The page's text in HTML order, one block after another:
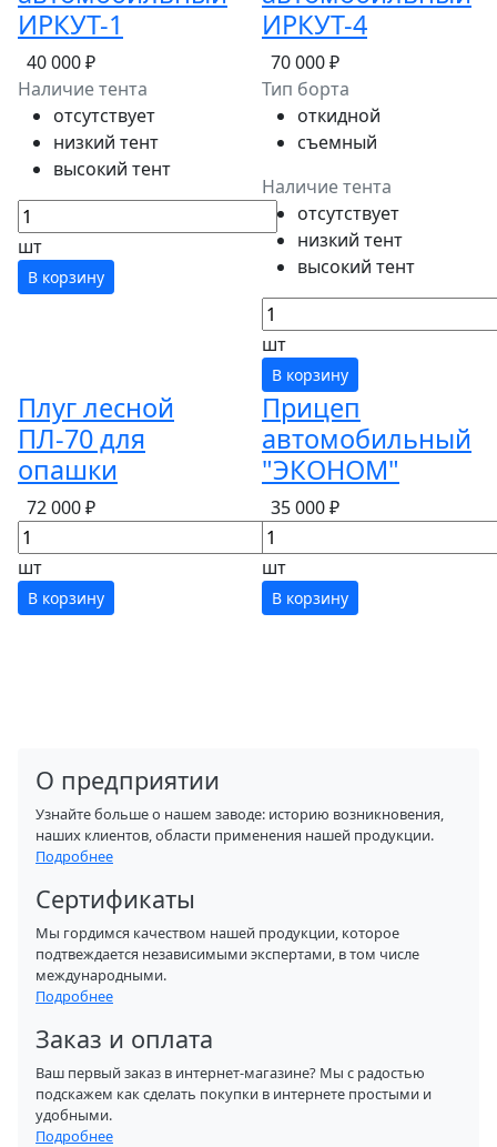
ИРКУТ-1
40 000 ₽
Наличие тента
отсутствует
низкий тент
высокий тент
шт
В корзину
ИРКУТ-4
70 000 ₽
Тип борта
откидной
съемный
Наличие тента
отсутствует
низкий тент
высокий тент
шт
В корзину
Плуг лесной
ПЛ-70 для
опашки
72 000 ₽
шт
В корзину
Прицеп
автомобильный
"ЭКОНОМ"
35 000 ₽
шт
В корзину
О предприятии
Узнайте больше о нашем заводе: историю возникновения,
наших клиентов, области применения нашей продукции.
Подробнее
Сертификаты
Мы гордимся качеством нашей продукции, которое
подтвеждается независимыми экспертами, в том числе
международными.
Подробнее
Заказ и оплата
Ваш первый заказ в интернет-магазине? Мы с радостью
подскажем как сделать покупки в интернете простыми и
удобными.
Подробнее